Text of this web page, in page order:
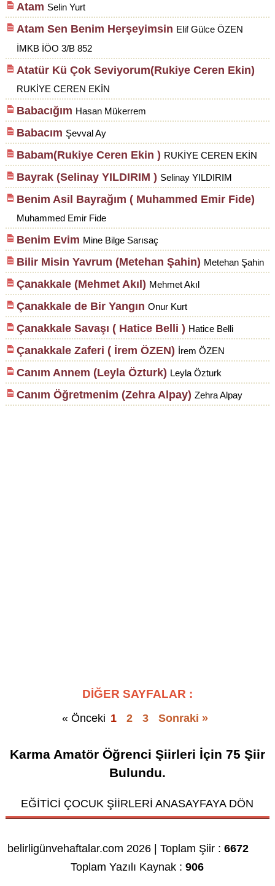
Atam Selin Yurt
Atam Sen Benim Herşeyimsin Elif Gülce ÖZEN
İMKB İÖO 3/B 852
Atatür Kü Çok Seviyorum(Rukiye Ceren Ekin)
RUKİYE CEREN EKİN
Babacığım Hasan Mükerrem
Babacım Şevval Ay
Babam(Rukiye Ceren Ekin ) RUKİYE CEREN EKİN
Bayrak (Selinay YILDIRIM ) Selinay YILDIRIM
Benim Asil Bayrağım ( Muhammed Emir Fide)
Muhammed Emir Fide
Benim Evim Mine Bilge Sarısaç
Bilir Misin Yavrum (Metehan Şahin) Metehan Şahin
Çanakkale (Mehmet Akıl) Mehmet Akıl
Çanakkale de Bir Yangın Onur Kurt
Çanakkale Savaşı ( Hatice Belli ) Hatice Belli
Çanakkale Zaferi ( İrem ÖZEN) İrem ÖZEN
Canım Annem (Leyla Özturk) Leyla Özturk
Canım Öğretmenim (Zehra Alpay) Zehra Alpay
DİĞER SAYFALAR :
« Önceki 1 2 3 Sonraki »
Karma Amatör Öğrenci Şiirleri İçin 75 Şiir
Bulundu.
EĞİTİCİ ÇOCUK ŞİİRLERİ ANASAYFAYA DÖN
belirligünvehaftalar.com 2026 | Toplam Şiir :6672
Toplam Yazılı Kaynak :906